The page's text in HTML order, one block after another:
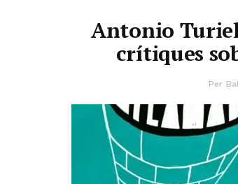
Antonio
crítiques
Per